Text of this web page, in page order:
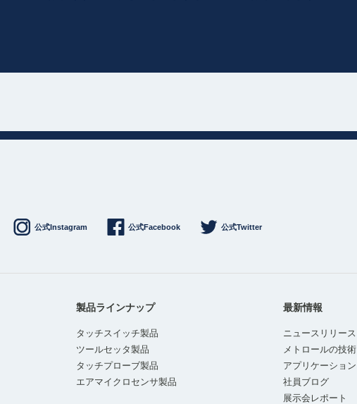
公式Instagram 公式Facebook 公式Twitter
製品ラインナップ
タッチスイッチ製品
ツールセッタ製品
タッチプローブ製品
エアマイクロセンサ製品
最新情報
ニュースリリース
メトロールの技術
アプリケーション
社員ブログ
展示会レポート